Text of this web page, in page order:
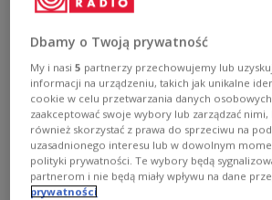
BY-SA 3.0
Mapę tę zbudowałJan Tomasik,
Dywizji Pancernej – właściciel
latach 1974–1976. Jest to
mapa plastyczna; została ona
Listę Zabytków jako zabytek
Dbamy o Twoją prywatność
My i nasi5 partnerzy przechowujemy lub
informacji na urządzeniu, takich jak unikalne
cookie w celu przetwarzania danych
zaakceptować swoje wybory lub zarządzać nimi,
również skorzystać z prawa do sprzeciwu na
uzasadnionego interesu lub w dowolnym
polityki prywatności. Te wybory będą
partnerom i nie będą miały wpływu na dane
prywatności